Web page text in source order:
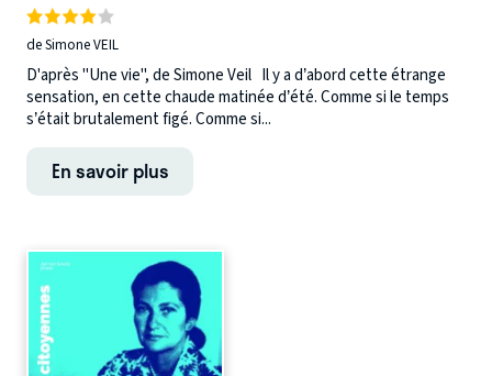
de Simone VEIL
D'après "Une vie", de Simone Veil Il y a d’abord cette étrange
sensation, en cette chaude matinée d’été. Comme si le temps
s’était brutalement figé. Comme si...
En savoir plus